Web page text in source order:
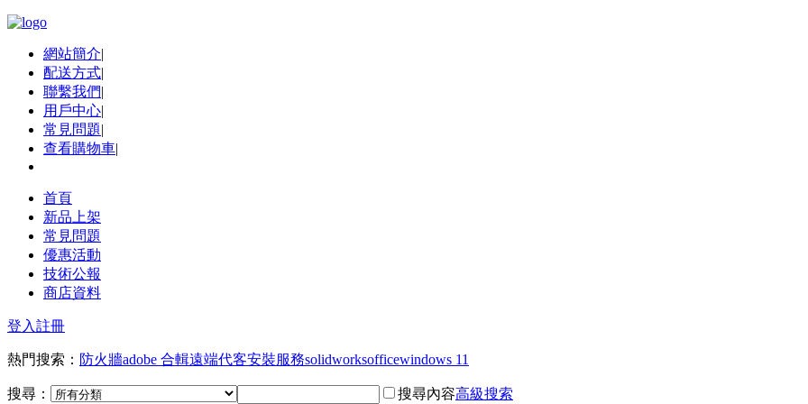
網站簡介|
配送方式|
聯繫我們|
用戶中心|
常見問題|
查看購物車|
首頁
新品上架
常見問題
優惠活動
技術公報
商店資料
登入註冊
熱門搜索： 防火牆adobe 合輯遠端代客安裝服務solidworksofficewindows 11
搜尋： 搜尋內容高級搜索